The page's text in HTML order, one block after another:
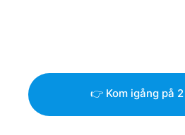
👉 Kom igång på